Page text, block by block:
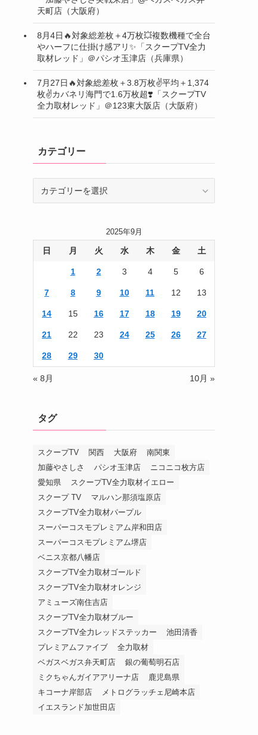
天町店（大阪府）
8月4日🔥対象総差枚＋4万枚💥複数機種で全台
やハーフに仕掛け感アリ✨「スクープTV全力
取材レッド」＠パシオ玉津店（兵庫県）
7月27日🔥対象総差枚＋3.8万枚✌️平均＋1,374
枚✌️カバネリ海門で1.6万枚超❣️「スクープTV
全力取材レッド」＠123東大阪店（大阪府）
カテゴリー
2025年9月
日 月 火 水 木 金 土
1 2 3 4 5 6
7 8 9 10 11 12 13
14 15 16 17 18 19 20
21 22 23 24 25 26 27
28 29 30
« 8月 10月 »
タグ
スクープTV 関西 大阪府
南関東
加藤やさしさ
パシオ玉津店
ニコニコ枚方店
愛知県
スクープTV全力取材イエロー
スクープ TV
マルハン那須塩原店
スクープTV全力取材パープル
スーパーコスモプレミアム岸和田店
スーパーコスモプレミアム堺店
ベニス京都八幡店
スクープTV全力取材ゴールド
スクープTV全力取材オレンジ
アミューズ南住吉店
スクープTV全力取材ブルー
スクープTV全力レッドステッカー
池田清香
プレミアムファイブ
全力取材
ベガスベガス弁天町店
銀の葡萄明石店
ミクちゃんガイアアリーナ店
鹿児島県
キコーナ岸部店
メトログラッチェ尼崎本店
イエスランド加世田店